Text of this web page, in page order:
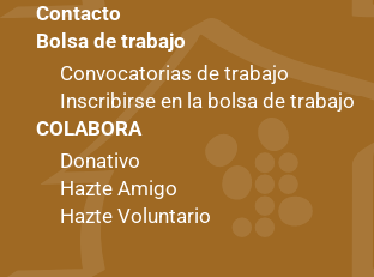
Contacto
Bolsa de trabajo
Convocatorias de trabajo
Inscribirse en la bolsa de trabajo
COLABORA
Donativo
Hazte Amigo
Hazte Voluntario